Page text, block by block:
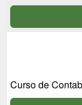
Curso de